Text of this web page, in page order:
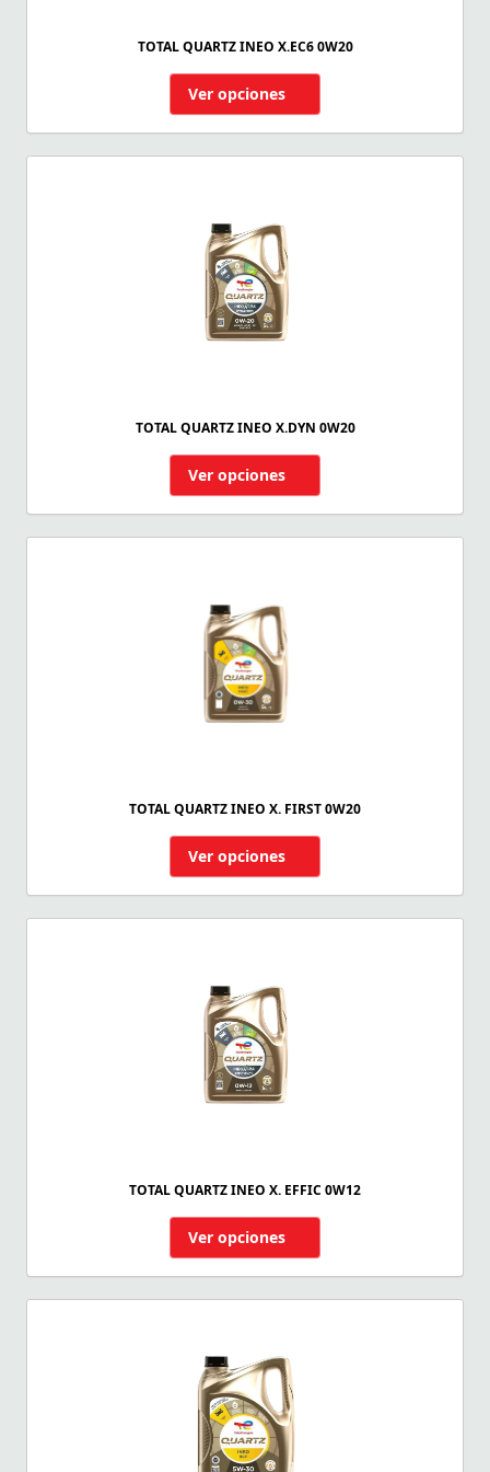
TOTAL QUARTZ INEO X.EC6 0W20
Ver opciones
TOTAL QUARTZ INEO X.DYN 0W20
Ver opciones
TOTAL QUARTZ INEO X. FIRST 0W20
Ver opciones
TOTAL QUARTZ INEO X. EFFIC 0W12
Ver opciones